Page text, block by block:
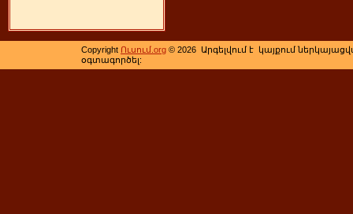
Copyright Ուսում.org © 2026 Արգելվում է կայքում
օգտագործել: